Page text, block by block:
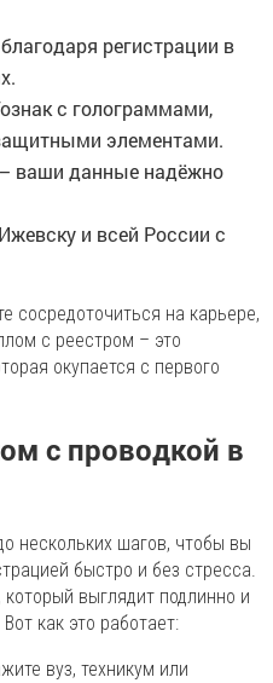
регистрации в
с голограммами,
элементами.
ваши данные надёжно
и всей России с
сосредоточиться на карьере,
с реестром – это
окупается с первого
с проводкой в
нескольких шагов, чтобы вы
быстро и без стресса.
выглядит подлинно и
как это работает:
вуз, техникум или